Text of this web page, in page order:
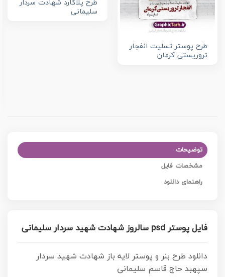
طرح پوستر تسلیت انفجار
تروریستی کرمان
طرح پلاکارد شهادت سردار
سلیمانی
توضیحات
مشخصات فایل
راهنمای دانلود
فایل پوستر psd سالروز شهادت شهید سردار سلیمانی
دانلود طرح بنر و پوستر لایه باز شهادت شهید سردار
سپهبد حاج قاسم سلیمانی